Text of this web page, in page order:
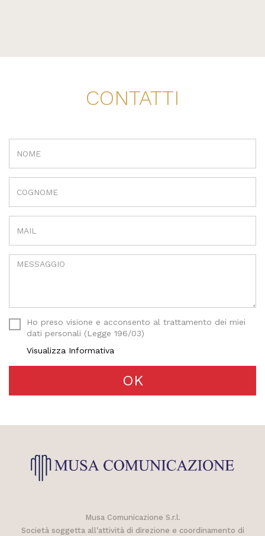
CONTATTI
Ho preso visione e acconsento al trattamento dei miei
dati personali (Legge 196/03)
Visualizza Informativa
OK
Musa Comunicazione S.r.l.
Società soggetta all'attività di direzione e coordinamento di